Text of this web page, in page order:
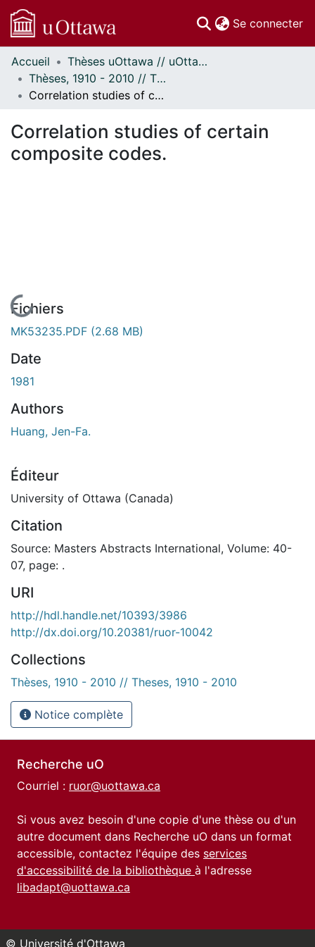
Se connecter
Communautés
et collections
Parcourir
À propos
Accueil
Thèses uOttawa // uOttawa Theses
Thèses, 1910 - 2010 // Theses, 1910 - 2010
Correlation studies of certain composite codes.
Correlation studies of certain
composite codes.
En cours de chargement...
Fichiers
MK53235.PDF (2.68 MB)
Date
1981
Authors
Huang, Jen-Fa.
Éditeur
University of Ottawa (Canada)
Citation
Source: Masters Abstracts International, Volume: 40-
07, page: .
URI
http://hdl.handle.net/10393/3986
http://dx.doi.org/10.20381/ruor-10042
Collections
Thèses, 1910 - 2010 // Theses, 1910 - 2010
Notice complète
Recherche uO
Courriel : ruor@uottawa.ca
Si vous avez besoin d'une copie d'une thèse ou d'un
autre document dans Recherche uO dans un format
accessible, contactez l'équipe des services
d'accessibilité de la bibliothèque à l'adresse
libadapt@uottawa.ca
© Université d'Ottawa